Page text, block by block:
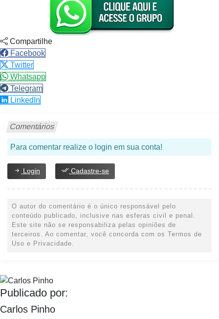
Compartilhe
Facebook
Twitter
Whatsapp
Telegram
LinkedIn
Comentários
Para comentar realize o login em sua conta!
Login Cadastre-se
O autor do comentário é o único responsável pelo
conteúdo publicado, inclusive nas esferas civil e penal.
Este site não se responsabiliza pelas opiniões de
terceiros. Ao comentar, você concorda com os Termos de
Uso e Privacidade.
Publicado por:
Carlos Pinho